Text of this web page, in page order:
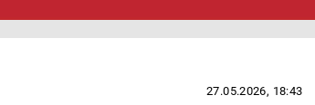
27.05.2026, 18:43